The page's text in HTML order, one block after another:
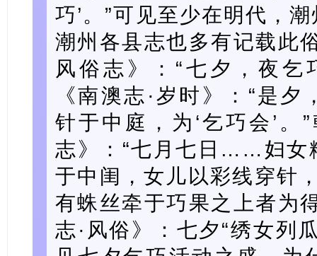
巧’。”可见至少在明代，
潮州各县志也多有记载此
风俗志》：“七夕，夜乞
《南澳志·岁时》：“是
针于中庭，为‘乞巧会’。
志》：“七月七日……妇女
于中闺，女儿以彩线穿针
有蛛丝牵于巧果之上者为
志·风俗》：七夕“绣女列